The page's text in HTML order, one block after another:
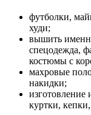
футболки,
худи;
вышить
спецодежда,
костюмы с
махровые
накидки;
куртки,